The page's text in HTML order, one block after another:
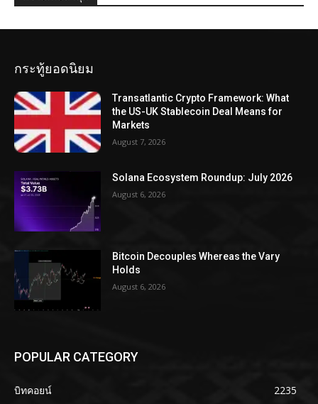
กระทู้ยอดนิยม
Transatlantic Crypto Framework: What
the US-UK Stablecoin Deal Means for
Markets
August 7, 2026
Solana Ecosystem Roundup: July 2026
August 6, 2026
Bitcoin Decouples Whereas the Vary
Holds
August 6, 2026
POPULAR CATEGORY
บิทคอยน์
2235